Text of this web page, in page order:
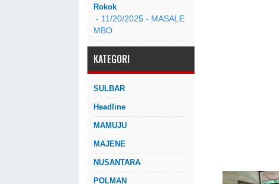
Rokok
- 11/20/2025 - MASALE
MBO
KATEGORI
SULBAR
Headline
MAMUJU
MAJENE
NUSANTARA
POLMAN